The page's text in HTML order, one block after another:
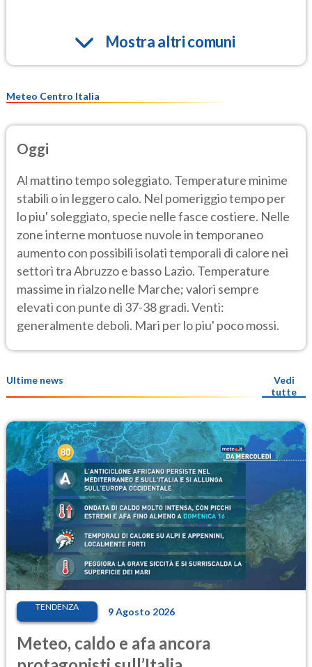
Mostra altri comuni
Meteo Centro Italia
Oggi
Al mattino tempo soleggiato. Temperature minime
stabili o in leggero calo. Nel pomeriggio tempo per
lo piu' soleggiato, specie nelle fasce costiere. Nelle
zone interne montuose nuvole in temporaneo
aumento con possibili isolati temporali di calore nei
settori tra Abruzzo e basso Lazio. Temperature
massime in rialzo nelle Marche; valori sempre
elevati con punte di 37-38 gradi. Venti:
generalmente deboli. Mari per lo piu' poco mossi.
Ultime news
Vedi
tutte
TENDENZA 9 Agosto 2026
Meteo, caldo e afa ancora